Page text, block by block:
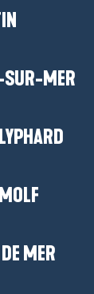
MER
MER
des points